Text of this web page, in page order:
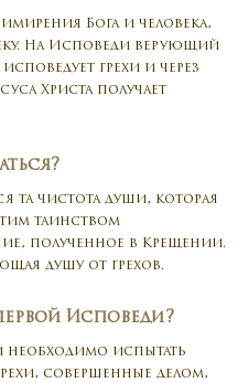
Бога и человека,
На Исповеди верующий
грехи и через
Христа получает
та чистота души, которая
таинством
полученное в Крещении.
душу от грехов.
Исповеди?
необходимо испытать
совершенные делом,